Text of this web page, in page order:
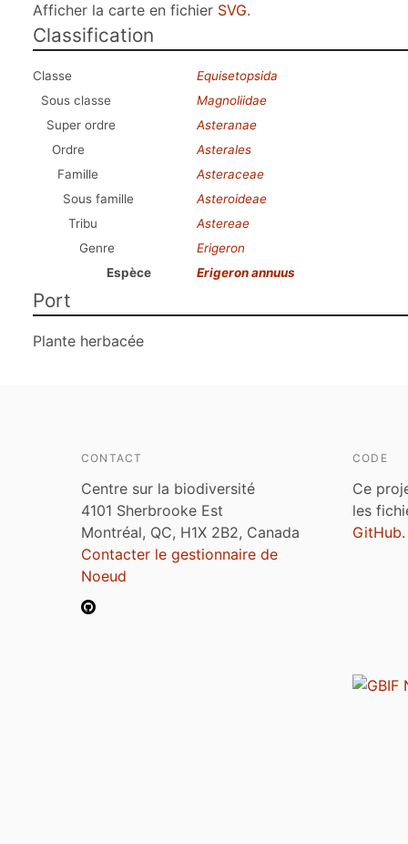
Afficher la carte en fichier SVG.
Classification
Classe
Equisetopsida
Sous classe
Magnoliidae
Super ordre
Asteranae
Ordre
Asterales
Famille
Asteraceae
Sous famille
Asteroideae
Tribu
Astereae
Genre
Erigeron
Espèce
Erigeron annuus
Port
Plante herbacée
CONTACT
Centre sur la biodiversité
4101 Sherbrooke Est
Montréal, QC, H1X 2B2, Canada
Contacter le gestionnaire de
Noeud
CODE
Ce
les
GitHub.